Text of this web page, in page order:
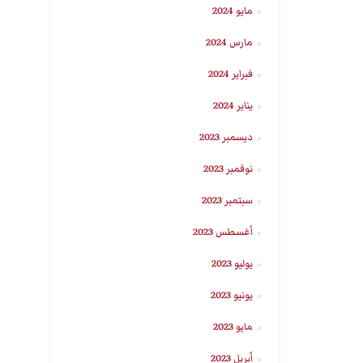
مايو 2024
مارس 2024
فبراير 2024
يناير 2024
ديسمبر 2023
نوفمبر 2023
سبتمبر 2023
أغسطس 2023
يوليو 2023
يونيو 2023
مايو 2023
أبريل 2023